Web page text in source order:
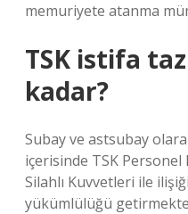
memuriyete atanma
TSK istifa
kadar?
Subay ve astsubay
içerisinde TSK
Silahlı Kuvvetleri ile
yükümlülüğü